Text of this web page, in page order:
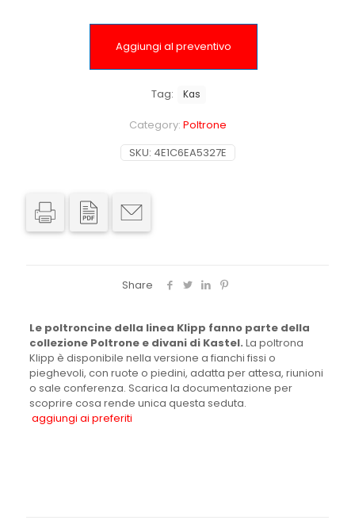
Aggiungi al preventivo
SKU: 4E1C6EA5327E
Category: Poltrone
Tag: Kas
Share
Le poltroncine della linea Klipp fanno parte della
collezione Poltrone e divani di Kastel. La poltrona
Klipp è disponibile nella versione a fianchi fissi o
pieghevoli, con ruote o piedini, adatta per attesa, riunioni
o sale conferenza. Scarica la documentazione per
scoprire cosa rende unica questa seduta.
aggiungi ai preferiti